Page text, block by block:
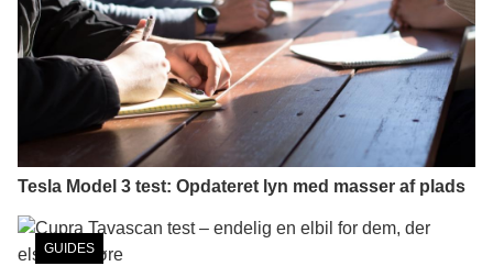
Tesla Model 3 test: Opdateret lyn med masser af plads
GUIDES